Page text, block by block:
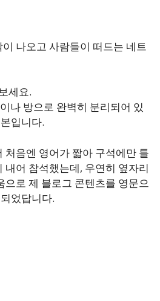
나오고 사람들이 떠드는 네트
세요.
나 방으로 완벽히 분리되어 있
입니다.
처음엔 영어가 짧아 구석에만 틀
어 참석했는데, 우연히 옆자리
로 제 블로그 콘텐츠를 영문으
었답니다.